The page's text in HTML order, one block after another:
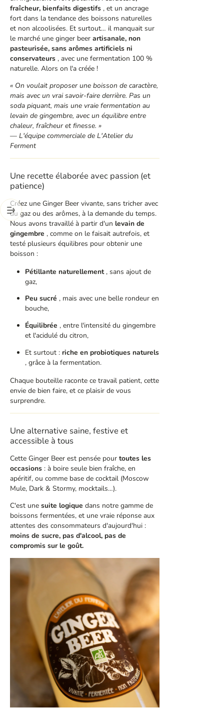
fraîcheur, bienfaits digestifs , et un ancrage
fort dans la tendance des boissons naturelles
et non alcoolisées. Et surtout… il manquait sur
le marché une ginger beer artisanale, non
pasteurisée, sans arômes artificiels ni
conservateurs , avec une fermentation 100 %
naturelle. Alors on l'a créée !
« On voulait proposer une boisson de caractère,
mais avec un vrai savoir-faire derrière. Pas un
soda piquant, mais une vraie fermentation au
levain de gingembre, avec un équilibre entre
chaleur, fraîcheur et finesse. »
— L'équipe commerciale de L'Atelier du
Ferment
Une recette élaborée avec passion (et
patience)
Créez une Ginger Beer vivante, sans tricher avec
du gaz ou des arômes, à la demande du temps.
Nous avons travaillé à partir d'un levain de
gingembre , comme on le faisait autrefois, et
testé plusieurs équilibres pour obtenir une
boisson :
Pétillante naturellement, sans ajout de
gaz,
Peu sucré , mais avec une belle rondeur en
bouche,
Équilibrée , entre l'intensité du gingembre
et l'acidulé du citron,
Et surtout : riche en probiotiques naturels
, grâce à la fermentation.
Chaque bouteille raconte ce travail patient, cette
envie de bien faire, et ce plaisir de vous
surprendre.
Une alternative saine, festive et
accessible à tous
Cette Ginger Beer est pensée pour toutes les
occasions : à boire seule bien fraîche, en
apéritif, ou comme base de cocktail (Moscow
Mule, Dark & Stormy, mocktails…).
C'est une suite logique dans notre gamme de
boissons fermentées, et une vraie réponse aux
attentes des consommateurs d'aujourd'hui :
moins de sucre, pas d'alcool, pas de
compromis sur le goût.